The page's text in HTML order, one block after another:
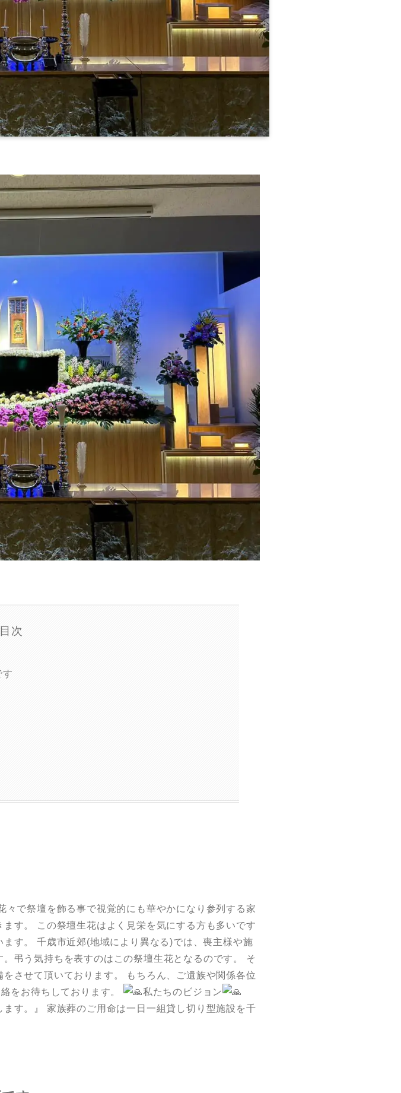
目次
す
で祭壇を飾る事で視覚的にも華やかになり参列する家
す。 この祭壇生花はよく見栄を気にする方も多いです
す。 千歳市近郊(地域により異なる)では、喪主様や施
弔う気持ちを表すのはこの祭壇生花となるのです。 そ
させて頂いております。 もちろん、ご遺族や関係各位
をお待ちしております。
私たちのビジョン
す。』 家族葬のご用命は一日一組貸し切り型施設を千